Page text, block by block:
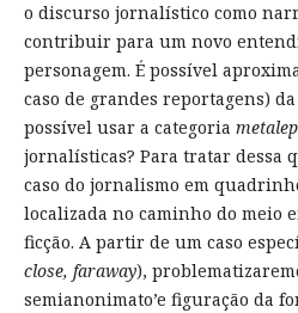
o discurso jornalístico como
contribuir para um novo
personagem. É possível
caso de grandes reportagens) da
possível usar a categoria
jornalísticas? Para tratar dessa
caso do jornalismo em
localizada no caminho do meio
ficção. A partir de um caso
close, faraway),
semianonimato’e figuração da